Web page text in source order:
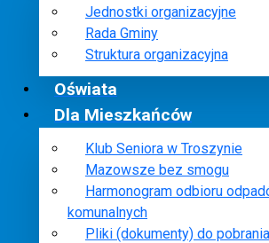
Jednostki organizacyjne
Rada Gminy
Struktura organizacyjna
Oświata
Dla Mieszkańców
Klub Seniora w Troszynie
Mazowsze bez smogu
Harmonogram odbioru
komunalnych
Pliki (dokumenty) do pobrania